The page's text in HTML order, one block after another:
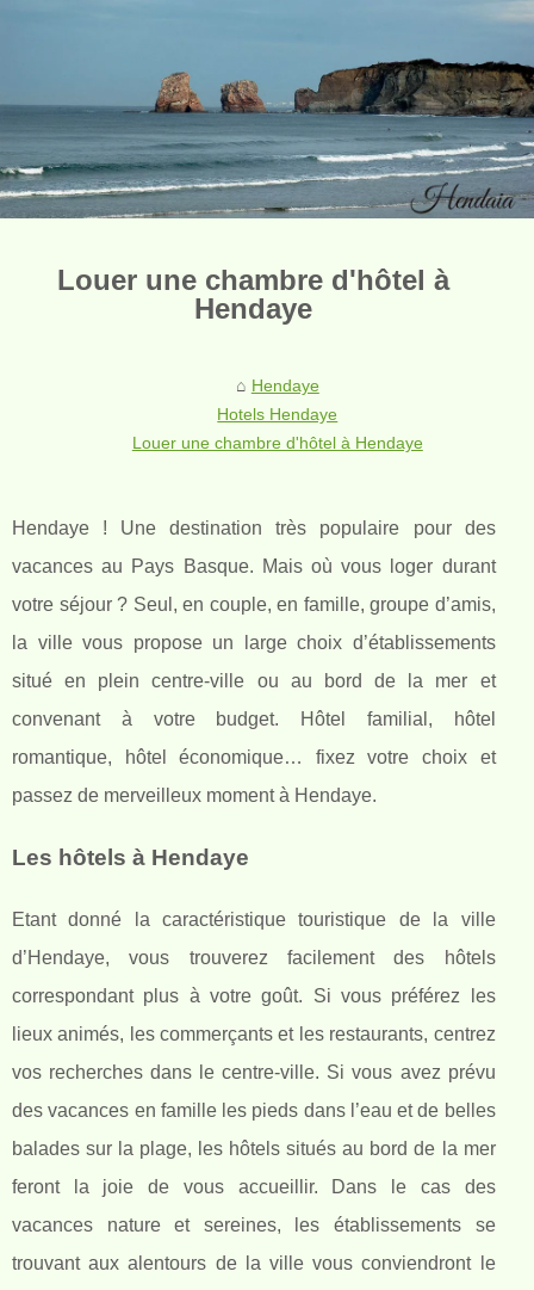
Louer une chambre d'hôtel à
Hendaye
Hendaye
Hotels Hendaye
Louer une chambre d'hôtel à Hendaye
Hendaye ! Une destination très populaire pour des
vacances au Pays Basque. Mais où vous loger durant
votre séjour ? Seul, en couple, en famille, groupe d’amis,
la ville vous propose un large choix d’établissements
situé en plein centre-ville ou au bord de la mer et
convenant à votre budget. Hôtel familial, hôtel
romantique, hôtel économique… fixez votre choix et
passez de merveilleux moment à Hendaye.
Les hôtels à Hendaye
Etant donné la caractéristique touristique de la ville
d’Hendaye, vous trouverez facilement des hôtels
correspondant plus à votre goût. Si vous préférez les
lieux animés, les commerçants et les restaurants, centrez
vos recherches dans le centre-ville. Si vous avez prévu
des vacances en famille les pieds dans l’eau et de belles
balades sur la plage, les hôtels situés au bord de la mer
feront la joie de vous accueillir. Dans le cas des
vacances nature et sereines, les établissements se
trouvant aux alentours de la ville vous conviendront le